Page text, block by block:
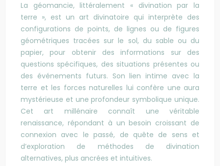
La géomancie, littéralement « divination par la
terre », est un art divinatoire qui interprète des
configurations de points, de lignes ou de figures
géométriques tracées sur le sol, du sable ou du
papier, pour obtenir des informations sur des
questions spécifiques, des situations présentes ou
des événements futurs. Son lien intime avec la
terre et les forces naturelles lui confère une aura
mystérieuse et une profondeur symbolique unique.
Cet art millénaire connaît une véritable
renaissance, répondant à un besoin croissant de
connexion avec le passé, de quête de sens et
d’exploration de méthodes de divination
alternatives, plus ancrées et intuitives.